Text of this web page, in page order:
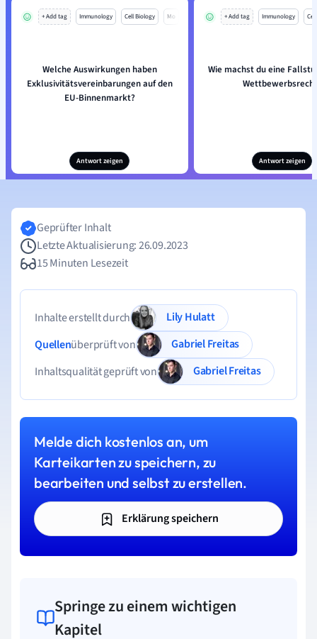
+ Add tag Immunology Cell Biology Mo
Welche Auswirkungen haben
Exklusivitätsvereinbarungen auf den
EU-Binnenmarkt?
Antwort zeigen
+ Add tag Immunology
Wie machst du eine
Antwort zeigen
Geprüfter Inhalt
Letzte Aktualisierung: 26.09.2023
15 Minuten Lesezeit
Inhalte erstellt durch
Lily Hulatt
Quellenüberprüft von
Gabriel Freitas
Inhaltsqualität geprüft von
Gabriel Freitas
Melde dich kostenlos an, um
Karteikarten zu speichern, zu
bearbeiten und selbst zu erstellen.
Erklärung speichern
Springe zu einem wichtigen
Kapitel